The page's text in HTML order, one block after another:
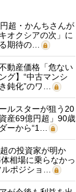
円超・かんちさんが
オクシアの次」に
期待の…
動産価格「危ない
グ】“中古マンシ
鈍化”のワ…
ルスターが狙う20
産69億円超」90歳
ーから“1…
の投資家が明か
相場に乗らなかっ
ポジショ…